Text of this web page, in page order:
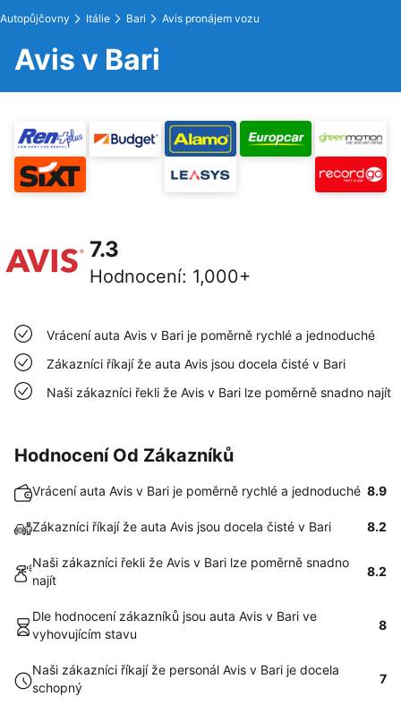
Autopůjčovny Itálie Bari Avis pronájem vozu
Avis v Bari
7.3
Hodnocení: 1,000+
Vrácení auta Avis v Bari je poměrně rychlé a jednoduché
Zákazníci říkají že auta Avis jsou docela čisté v Bari
Naši zákazníci řekli že Avis v Bari lze poměrně snadno najít
Hodnocení Od Zákazníků
Vrácení auta Avis v Bari je poměrně rychlé a jednoduché 8.9
Zákazníci říkají že auta Avis jsou docela čisté v Bari 8.2
Naši zákazníci řekli že Avis v Bari lze poměrně snadno
najít
8.2
Dle hodnocení zákazníků jsou auta Avis v Bari ve
vyhovujícím stavu
8
Naši zákazníci říkají že personál Avis v Bari je docela
schopný
7